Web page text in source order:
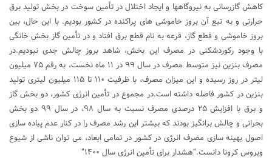
کاهش گازرسانی به نیروگاهها و ایجاد اختلال در تأمین سوخت در بخش تولید برق
حرارتی و به تبع آن بروز خاموشی های پراکنده در کشور بودیم. با این حال، بین
بروز خاموشی و قطع گاز، قرعه به نام قطع برق افتاد و در تأمین گاز بخش خانگی
با وجود رکوردشکنی در مصرف این بخش، شاهد بروز چالش جدی نبودیم.در
مصرف بنزین نیز متوسط مصرف در سال ۹۹ در ۱۱ ماه نخست، به رقم ۷۵ میلیون
لیتر در روز رسیده و این میزان مصرف، با ظرفیت ۱۱۰ تا ۱۱۵ میلیون لیتری تولید
بنزین در کشور فاصله داشته است.در مجموع در تأمین انرژی کشور، دو بخش گاز
و برق با افزایش ۲۵ درصدی مصرف نسبت به سال ۹۸، در سال ۹۹ دو بخش
بحرانی و چالش برانگیز بودند که بیشتر این رشد مصرف را در کنار عدم پیاده سازی
اصول بهینه سازی مصرف انرژی در کشور در تمامی ابعاد، می توان ناشی از شیوع
ویروس کرونا دانست.”هشدار برای تأمین انرژی سال ۱۴۰۰”